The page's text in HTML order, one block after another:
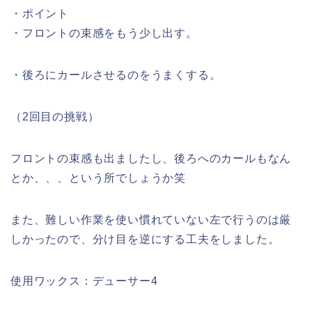
・ポイント
・フロントの束感をもう少し出す。
・後ろにカールさせるのをうまくする。
（2回目の挑戦）
フロントの束感も出ましたし、後ろへのカールもなん
とか、、、という所でしょうか笑
また、難しい作業を使い慣れていない左で行うのは厳
しかったので、分け目を逆にする工夫をしました。
使用ワックス：デューサー4